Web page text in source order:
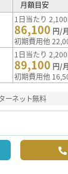
月額目安
1日当たり
86,100 円/
初期費用他
1日当たり
89,100 円/
初期費用他
ーネット無料